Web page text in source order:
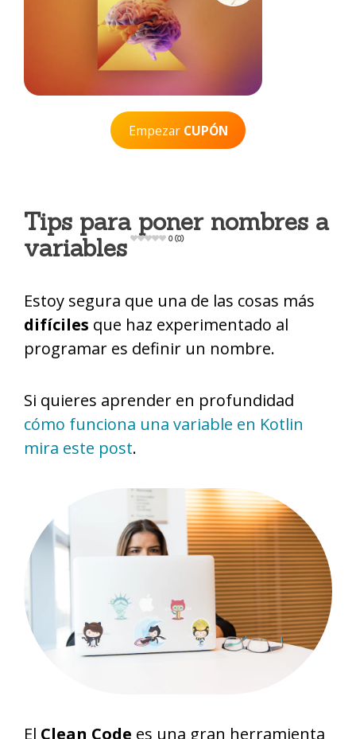
EmpezarCUPÓN
Tips para poner nombres a
variables
0 (0)
Estoy segura que una de las cosas más
difíciles que haz experimentado al
programar es definir un nombre.
Si quieres aprender en profundidad
cómo funciona una variable en Kotlin
mira este post.
El Clean Code es una gran herramienta